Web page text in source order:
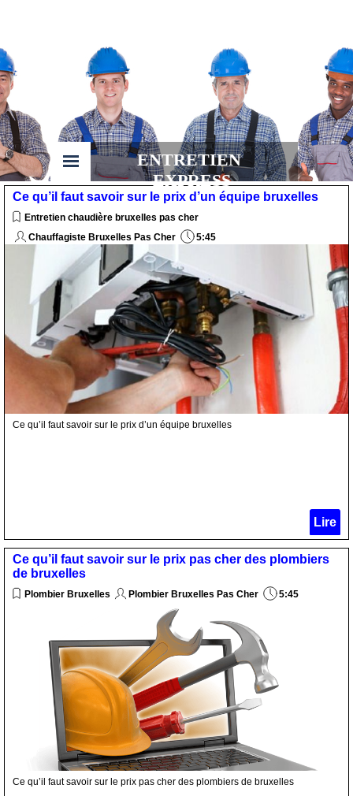
ENTRETIEN
EXPRESS
Ce qu’il faut savoir sur le prix d’un équipe bruxelles
Entretien chaudière bruxelles pas cher
Chauffagiste Bruxelles Pas Cher
5:45
Ce qu’il faut savoir sur le prix d’un équipe bruxelles
Lire
Ce qu’il faut savoir sur le prix pas cher des plombiers
de bruxelles
Plombier Bruxelles Plombier Bruxelles Pas Cher 5:45
Ce qu’il faut savoir sur le prix pas cher des plombiers de bruxelles